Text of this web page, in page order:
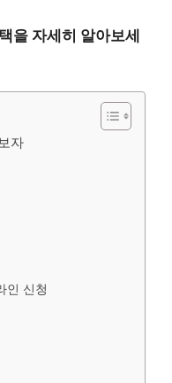
을 자세히 알아보세
자
인 신청